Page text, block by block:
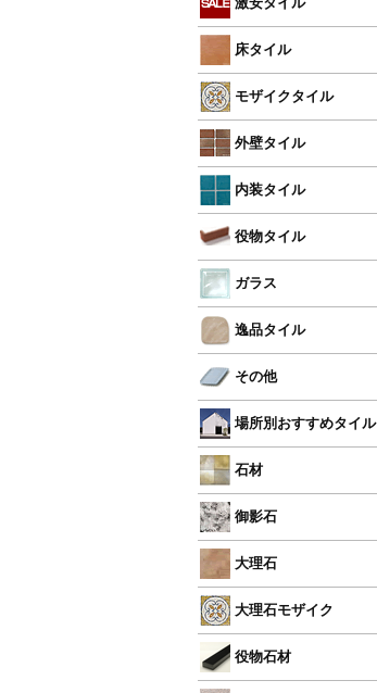
床タイル
モザイクタイル
外壁タイル
内装タイル
役物タイル
ガラス
逸品タイル
その他
場所別おすすめタイル
石材
御影石
大理石
大理石モザイク
役物石材